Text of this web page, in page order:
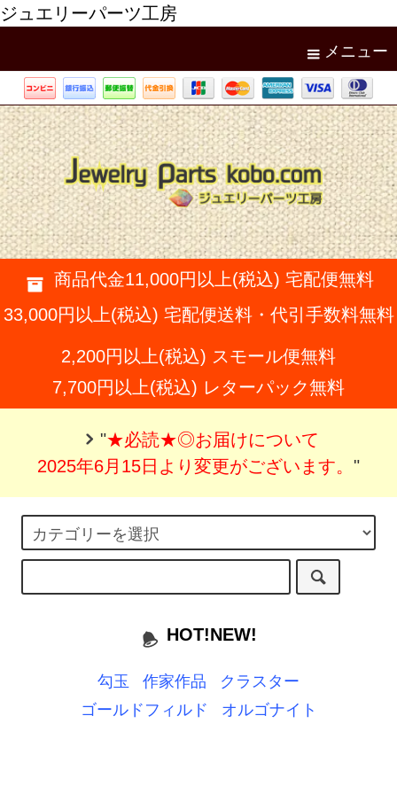
ジュエリーパーツ工房
メニュー
商品代金11,000円以上(税込) 宅配便無料
33,000円以上(税込) 宅配便送料・代引手数料無料
2,200円以上(税込) スモール便無料
7,700円以上(税込) レターパック無料
"★必読★◎お届けについて
2025年6月15日より変更がございます。 "
HOT!NEW!
勾玉 作家作品
クラスター
ゴールドフィルド
オルゴナイト